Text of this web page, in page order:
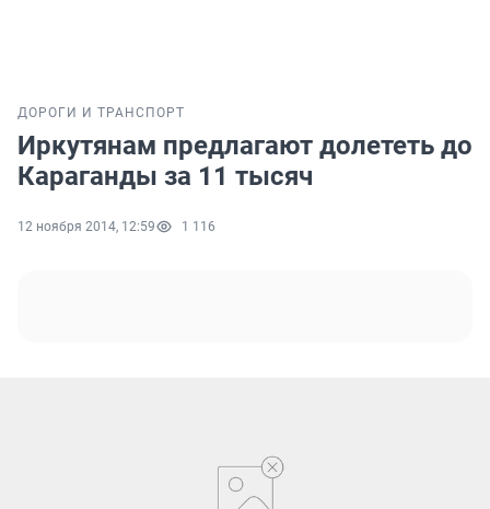
ДОРОГИ И ТРАНСПОРТ
Иркутянам предлагают долететь до
Караганды за 11 тысяч
12 ноября 2014, 12:59 1 116